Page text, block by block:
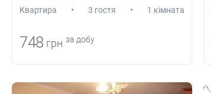
Квартира • 3 гостя • 1 кімната
748 грн за добу